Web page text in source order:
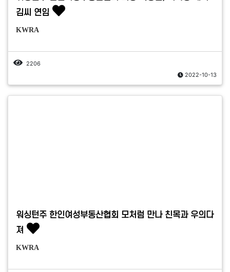
김씨 연임
KWRA
2206
2022-10-13
워싱턴주 한인여성부동산협회 모처럼 만나 친목과 우의다
져
KWRA